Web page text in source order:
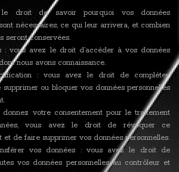
droit de savoir pourquoi vos données
nécessaires, ce qui leur arrivera, et combien
seront conservées.
: vous avez le droit d’accéder à vos données
nous avons connaissance.
: vous avez le droit de compléter,
supprimer ou bloquer vos données personnelles
donnez votre consentement pour le traitement
vous avez le droit de révoquer ce
et de faire supprimer vos données personnelles.
vos données : vous avez le droit de
vos données personnelles au contrôleur et